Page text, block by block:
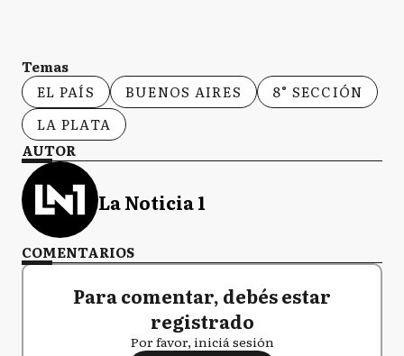
Temas
EL PAÍS
BUENOS AIRES
8° SECCIÓN
LA PLATA
AUTOR
La Noticia 1
COMENTARIOS
Para comentar, debés estar
registrado
Por favor, iniciá sesión